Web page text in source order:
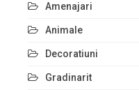
Amenajari
Animale
Decoratiuni
Gradinarit